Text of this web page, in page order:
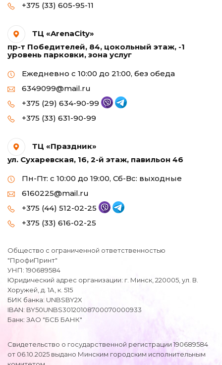
+375 (33) 605-95-11
ТЦ «ArenaCity»
пр-т Победителей, 84, цокольный этаж, -1
уровень парковки, зона услуг
Ежедневно с 10:00 до 21:00, без обеда
6349099@mail.ru
+375 (29) 634-90-99
+375 (33) 631-90-99
ТЦ «Праздник»
ул. Сухаревская, 16, 2-й этаж, павильон 46
Пн-Пт: с 10:00 до 19:00, Сб-Вс: выходные
6160225@mail.ru
+375 (44) 512-02-25
+375 (33) 616-02-25
Общество с ограниченной ответственностью
"ПрофиПринт"
УНП: 190689584
Юридический адрес организации: г. Минск, 220005, ул. В.
Хоружей, д. 1А, к. 515
БИК банка: UNBSBY2X
IBAN: BY50UNBS30120108700070000933
Банк: ЗАО "БСБ БАНК"
Свидетельство о государственной регистрации 190689584
от 06.10.2025 выдано Минским городским исполнительным